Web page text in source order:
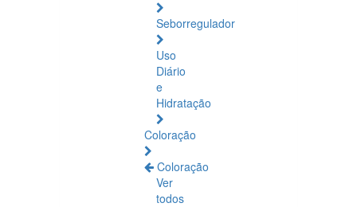
Seborregulador
Uso
Diário
e
Hidratação
Coloração
Coloração
Ver
todos